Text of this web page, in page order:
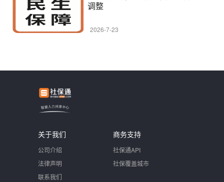
调整
2026-7-23
关于我们
公司介绍
法律声明
联系我们
商务支持
社保通API
社保覆盖城市